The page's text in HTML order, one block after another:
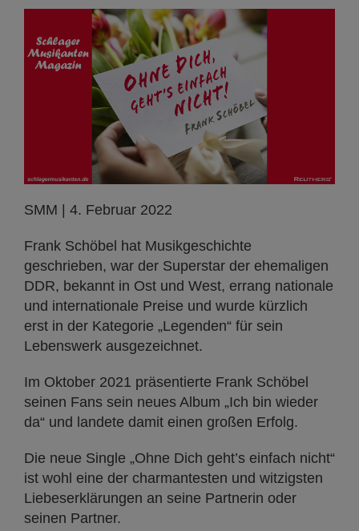
SMM | 4. Februar 2022
Frank Schöbel hat Musikgeschichte
geschrieben, war der Superstar der ehemaligen
DDR, bekannt in Ost und West, errang nationale
und internationale Preise und wurde kürzlich
erst in der Kategorie „Legenden“ für sein
Lebenswerk ausgezeichnet.
Im Oktober 2021 präsentierte Frank Schöbel
seinen Fans sein neues Album „Ich bin wieder
da“ und landete damit einen großen Erfolg.
Die neue Single „Ohne Dich geht’s einfach nicht“
ist wohl eine der charmantesten und witzigsten
Liebeserklärungen an seine Partnerin oder
seinen Partner.